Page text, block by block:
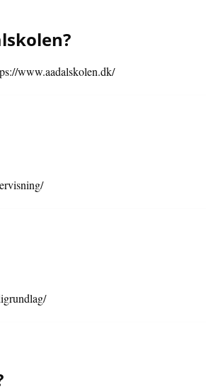
www.aadalskolen.dk/